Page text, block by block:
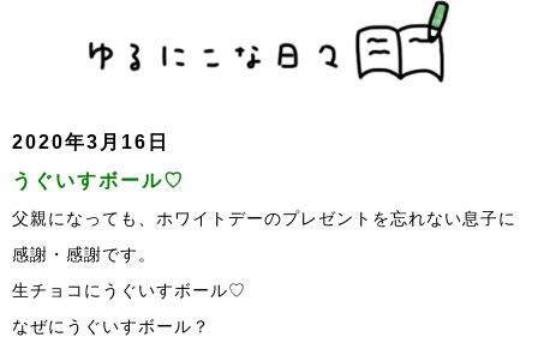
2020年3月16日
うぐいすボール♡
父親になっても、ホワイトデーのプレゼントを忘れない息子に
感謝・感謝です。
生チョコにうぐいすボール♡
なぜにうぐいすボール？